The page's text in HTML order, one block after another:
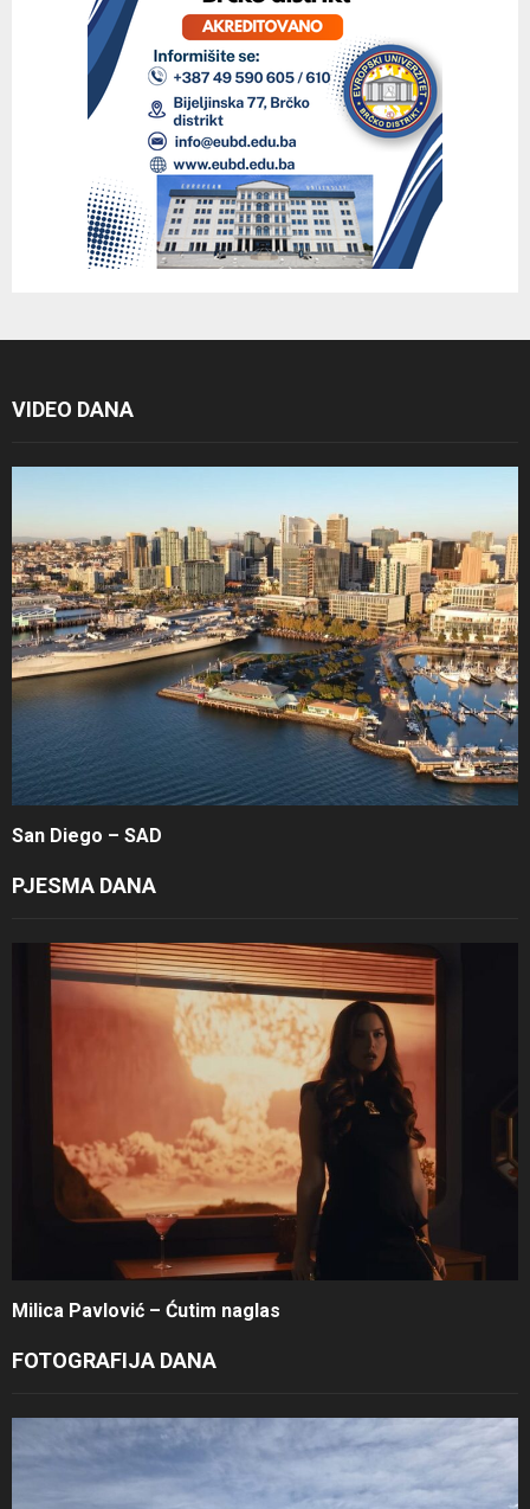
VIDEO DANA
San Diego – SAD
PJESMA DANA
Milica Pavlović – Ćutim naglas
FOTOGRAFIJA DANA